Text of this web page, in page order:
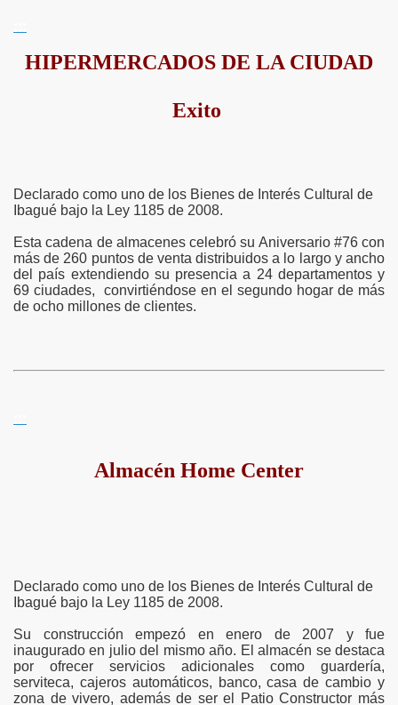
HIPERMERCADOS DE LA CIUDAD
Exito
Declarado como uno de los Bienes de Interés Cultural de
Ibagué bajo la Ley 1185 de 2008.
Esta cadena de almacenes celebró su Aniversario #76 con
más de 260 puntos de venta distribuidos a lo largo y ancho
del país extendiendo su presencia a 24 departamentos y
69 ciudades, convirtiéndose en el segundo hogar de más
de ocho millones de clientes.
Almacén Home Center
Declarado como uno de los Bienes de Interés Cultural de
Ibagué bajo la Ley 1185 de 2008.
Su construcción empezó en enero de 2007 y fue
inaugurado en julio del mismo año. El almacén se destaca
por ofrecer servicios adicionales como guardería,
serviteca, cajeros automáticos, banco, casa de cambio y
zona de vivero, además de ser el Patio Constructor más